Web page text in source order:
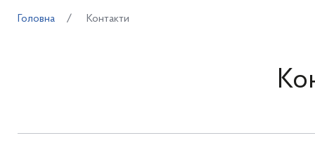
Головна Контакти